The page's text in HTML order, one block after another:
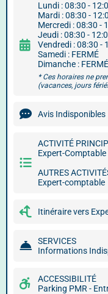
Lundi : 08:30 -
Mardi : 08:30 -
Mercredi : 08:30 -
Jeudi : 08:30 -
Vendredi : 08:30 -
Samedi : FERMÉ
Dimanche : FERMÉ
* Ces horaires ne
(vacances, jours
Avis Indisponibles
ACTIVITÉ
Expert-Comptable
AUTRES
Expert-comptable
Itinéraire vers
SERVICES
Informations
ACCESSIBILITÉ
Parking PMR -